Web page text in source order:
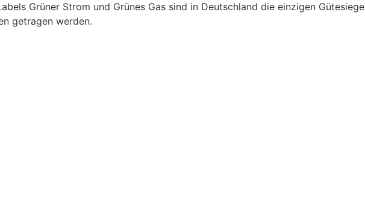
Grüner Strom und Grünes Gas sind in Deutschland die einzigen
getragen werden.